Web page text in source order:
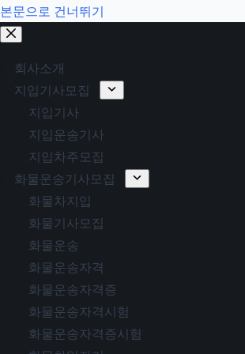
본문으로 건너뛰기
회사소개
지입기사모집
지입기사
지입운송기사
지입차주모집
화물운송기사모집
화물차지입
화물기사모집
화물운송
화물운송자격
화물운송자격증
화물운송자격시험
화물운송자격증시험